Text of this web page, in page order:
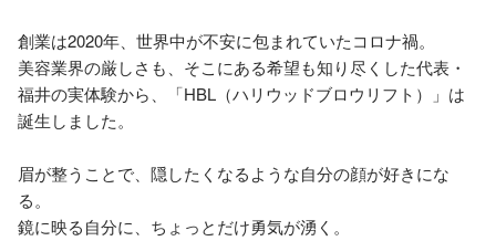
創業は2020年、世界中が不安に包まれていたコロナ禍。
美容業界の厳しさも、そこにある希望も知り尽くした代表・
福井の実体験から、「HBL（ハリウッドブロウリフト）」は
誕生しました。
眉が整うことで、隠したくなるような自分の顔が好きにな
る。
鏡に映る自分に、ちょっとだけ勇気が湧く。